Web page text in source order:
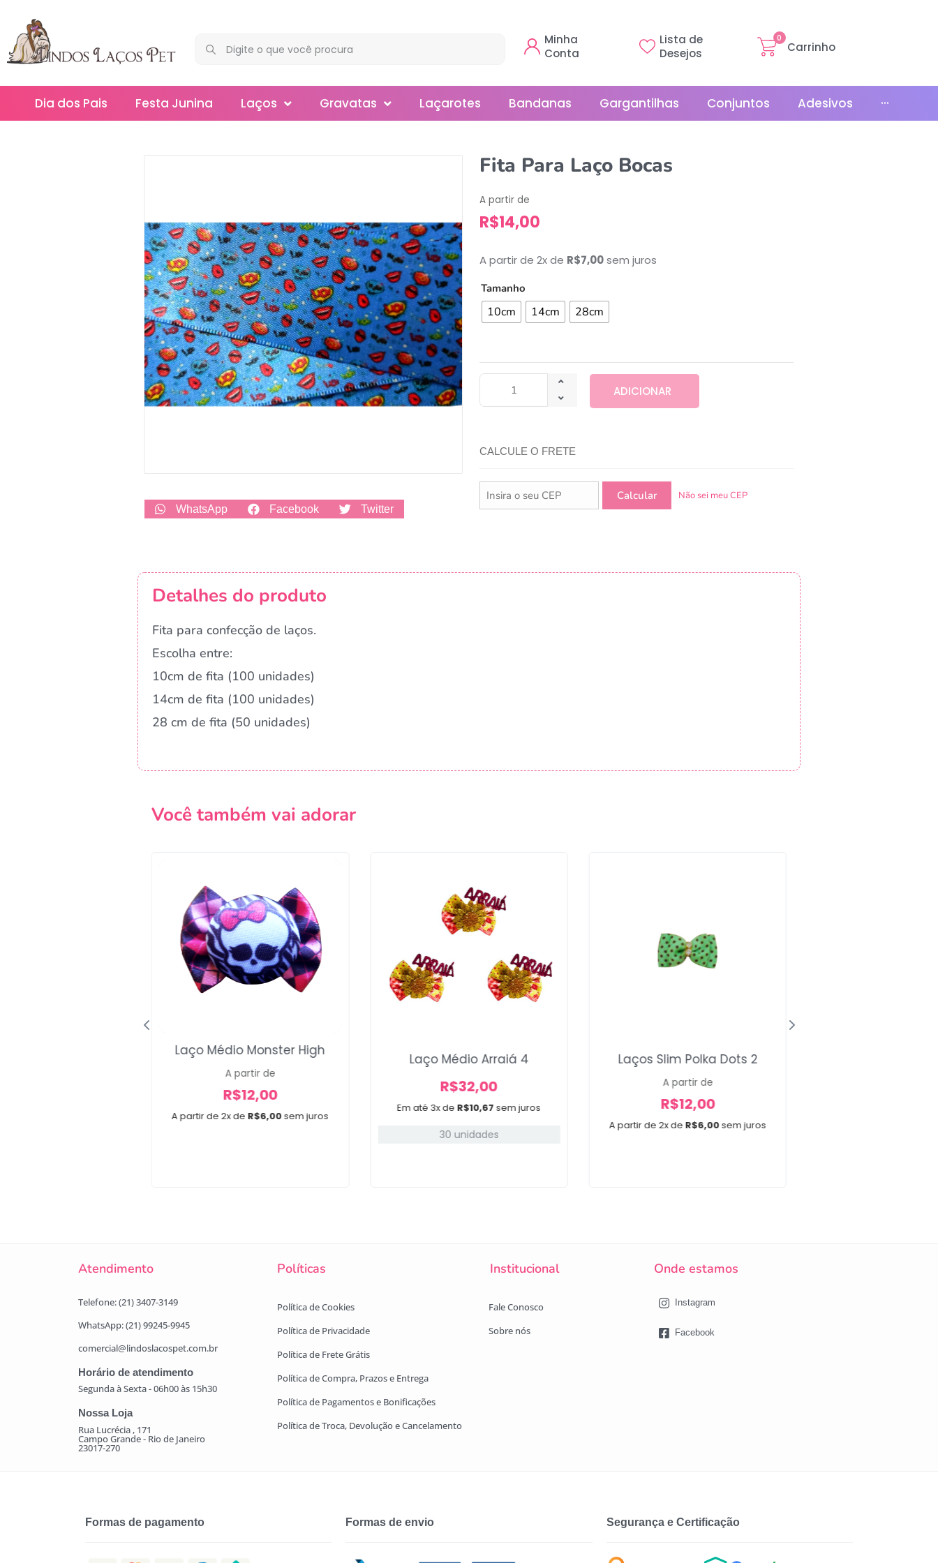
Minha
Conta
Lista de
Desejos
Carrinho
0
Dia dos Pais Festa Junina Laços
Mini
Slim
Splash
Gravatas
Smoking
Laçarotes Bandanas Gargantilhas Conjuntos Adesivos ···
WhatsApp Facebook Twitter
Fita Para Laço Bocas
A partir de
R$14,00
A partir de 2x de R$7,00sem juros
Tamanho
10cm 14cm 28cm
ADICIONAR
CALCULE O FRETE
Não sei meu CEP
Detalhes do produto
Fita para confecção de laços.
Escolha entre:
10cm de fita (100 unidades)
14cm de fita (100 unidades)
28 cm de fita (50 unidades)
Você também vai adorar
A partir de 2x de R$6,00sem juros
Laço Médio Monster High
A partir de
R$12,00
Em até 3x de R$10,67 sem juros
Laço Médio Arraiá 4
R$32,00
30 unidades
A partir de 2x de R$6,00sem juros
Laços Slim Polka Dots 2
A partir de
R$12,00
Atendimento Políticas Institucional Onde estamos
Telefone: (21) 3407-3149
WhatsApp: (21) 99245-9945
comercial@lindoslacospet.com.br
Horário de atendimento
Segunda à Sexta - 06h00 às 15h30
Nossa Loja
Rua Lucrécia , 171
Campo Grande - Rio de Janeiro
23017-270
Política de Cookies
Política de Privacidade
Política de Frete Grátis
Política de Compra, Prazos e Entrega
Política de Pagamentos e Bonificações
Política de Troca, Devolução e Cancelamento
Fale Conosco
Sobre nós
Instagram
Facebook
Formas de pagamento Formas de envio Segurança e Certificação
Voltar